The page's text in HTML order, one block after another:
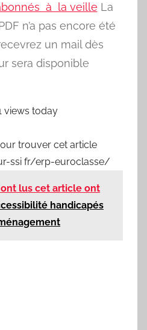
à la veille La
n’a pas encore été
un mail dès
sera disponible
views today
trouver cet article
ssi fr/erp-euroclasse/
lus cet article ont
handicapés